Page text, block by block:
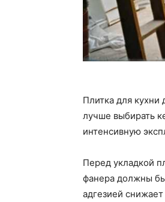
Плитка для кухни
лучше выбирать
интенсивную
Перед укладкой
фанера должны
адгезией